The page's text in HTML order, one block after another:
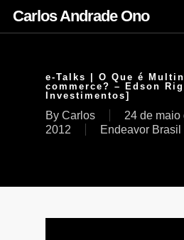
Carlos Andrade Ono
e-Talks | O Que é
commerce? – Edson
Investimentos]
By Carlos
24 de maio
2012
Endeavor Brasil